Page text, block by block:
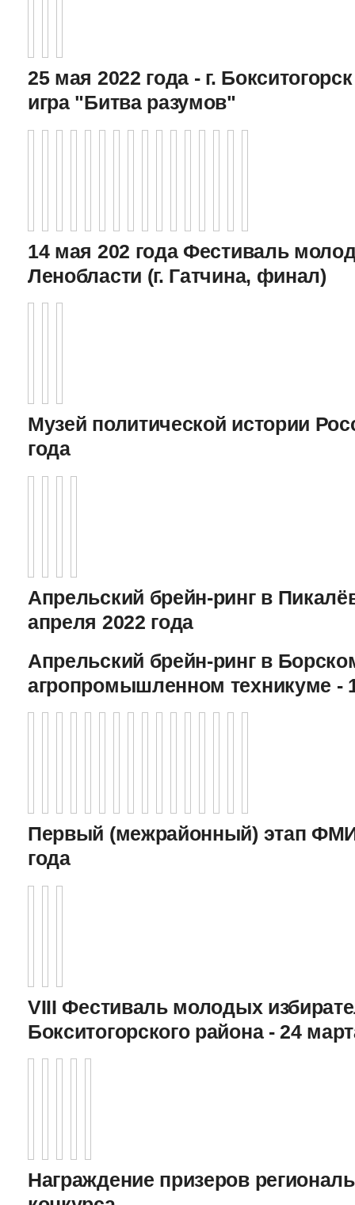
25 мая 2022 года - г.
игра "Битва разумов"
14 мая 202 года Фестиваль
Ленобласти (г. Гатчина, финал)
Музей политической истории
года
Апрельский брейн-ринг в
апреля 2022 года
Апрельский брейн-ринг в
агропромышленном техникуме -
Первый (межрайонный) этап
года
VIII Фестиваль молодых
Бокситогорского района - 24
Награждение призеров